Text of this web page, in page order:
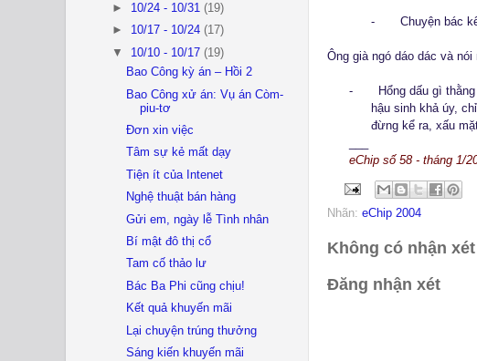
- Chuyện bác
Ông già ngó dáo dác và
-
Hổng dấu gì
hậu sinh khả úy,
đừng kể ra, xấu
eChip số 58 - tháng 1/
Nhãn: eChip 2004
Không có nhận
Đăng nhận xét
► 10/24 - 10/31(19)
► 10/17 - 10/24(17)
▼ 10/10 - 10/17(19)
Bao Công kỳ án – Hồi 2
Bao Công xử án: Vụ án Còm-
piu-tơ
Đơn xin việc
Tâm sự kẻ mất dạy
Tiện ít của Intenet
Nghệ thuật bán hàng
Gửi em, ngày lễ Tình nhân
Bí mật đô thị cổ
Tam cố thảo lư
Bác Ba Phi cũng chịu!
Kết quả khuyến mãi
Lại chuyện trúng thưởng
Sáng kiến khuyến mãi